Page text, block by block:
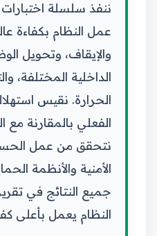
ننفذ سلسلة
عمل النظام بكفاءة
والإيقاف، وتحويل
الداخلية المختلفة،
الحرارة. نقيس
الفعلي بالمقارنة مع
نتحقق من عمل
الأمنية والأنظمة
جميع النتائج في
النظام يعمل بأعلى